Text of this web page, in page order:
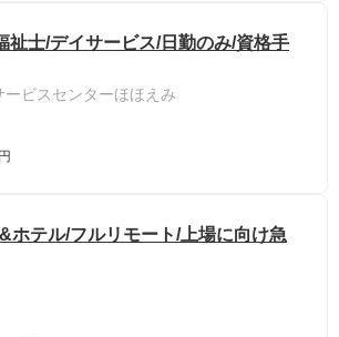
祉士/デイサービス/日勤のみ/資格手
ービスセンターほほえみ
ホテル/フルリモート/上場に向け急